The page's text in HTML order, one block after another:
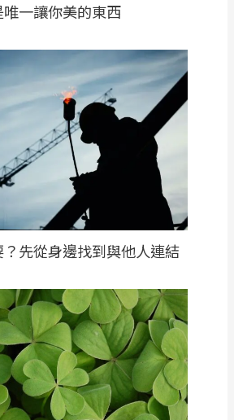
一讓你美的東西
先從身邊找到與他人連結